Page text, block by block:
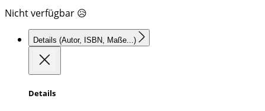
Nicht verfügbar 😥
Details (Autor, ISBN, Maße...)
Details